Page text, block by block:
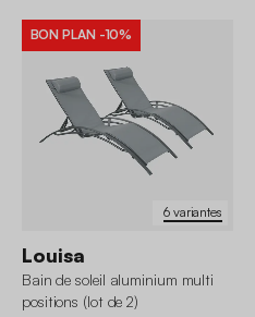
6 variantes
BON PLAN -10%
Louisa
Bain de soleil aluminium multi
positions (lot de 2)